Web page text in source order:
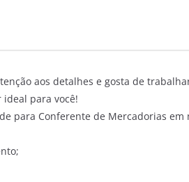
aos detalhes e gosta de
ideal para você!
para Conferente de Mercadorias em